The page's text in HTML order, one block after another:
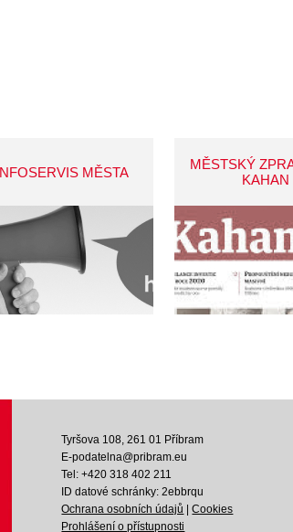
MĚSTA
MĚSTSKÝ
KAHAN
Tyršova 108, 261 01 Příbram
E-podatelna@pribram.eu
Tel: +420 318 402 211
ID datové schránky: 2ebbrqu
Ochrana osobních údajů
|Cookies
Prohlášení o přístupnosti